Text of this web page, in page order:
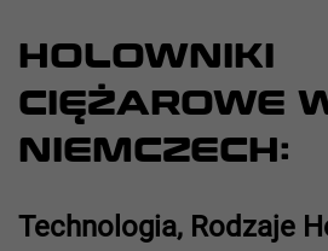
HOLOWNIKI
CIĘŻAROWE
NIEMCZECH:
Technologia, Rodzaje